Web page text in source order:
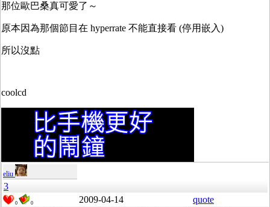
那位歐巴桑真可愛了～
原本因為那個節目在 hyperrate 不能直接看 (停用嵌入)
所以沒點
coolcd
eliu
3
0 0 2009-04-14
quote